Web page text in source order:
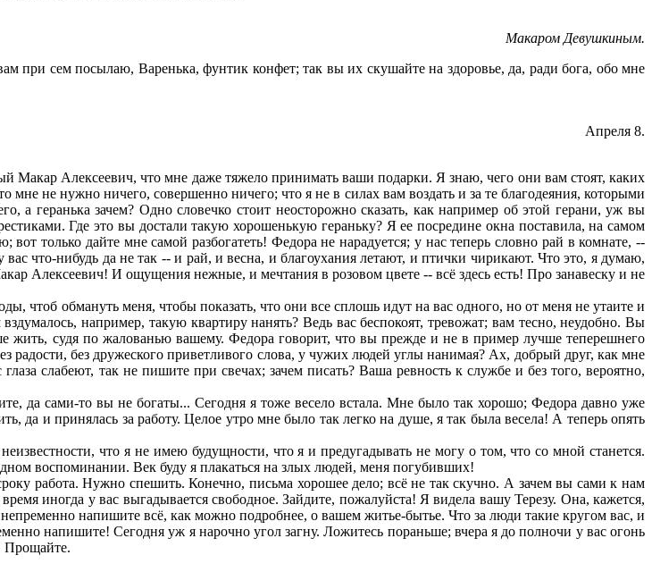
Макаром Девушкиным.
при сем посылаю, Варенька, фунтик конфет; так вы их скушайте на здоровье, да, ради бога, обо мне
Апреля 8.
Макар Алексеевич, что мне даже тяжело принимать ваши подарки. Я знаю, чего они вам стоят, каких
не нужно ничего, совершенно ничего; что я не в силах вам воздать и за те благодеяния, которыми
геранька зачем? Одно словечко стоит неосторожно сказать, как например об этой герани, уж вы
Где это вы достали такую хорошенькую гераньку? Я ее посредине окна поставила, на самом
только дайте мне самой разбогатеть! Федора не нарадуется; у нас теперь словно рай в комнате, --
что-нибудь да не так -- и рай, и весна, и благоухания летают, и птички чирикают. Что это, я думаю,
Алексеевич! И ощущения нежные, и мечтания в розовом цвете -- всё здесь есть! Про занавеску и не
чтоб обмануть меня, чтобы показать, что они все сплошь идут на вас одного, но от меня не утаите и
например, такую квартиру нанять? Ведь вас беспокоят, тревожат; вам тесно, неудобно. Вы
жить, судя по жалованью вашему. Федора говорит, что вы прежде и не в пример лучше теперешнего
без дружеского приветливого слова, у чужих людей углы нанимая? Ах, добрый друг, как мне
слабеют, так не пишите при свечах; зачем писать? Ваша ревность к службе и без того, вероятно,
да сами-то вы не богаты... Сегодня я тоже весело встала. Мне было так хорошо; Федора давно уже
да и принялась за работу. Целое утро мне было так легко на душе, я так была весела! А теперь опять
что я не имею будущности, что я и предугадывать не могу о том, что со мной станется.
воспоминании. Век буду я плакаться на злых людей, меня погубивших!
работа. Нужно спешить. Конечно, письма хорошее дело; всё не так скучно. А зачем вы сами к нам
иногда у вас выгадывается свободное. Зайдите, пожалуйста! Я видела вашу Терезу. Она, кажется,
напишите всё, как можно подробнее, о вашем житье-бытье. Что за люди такие кругом вас, и
напишите! Сегодня уж я нарочно угол загну. Ложитесь пораньше; вчера я до полночи у вас огонь
Прощайте.